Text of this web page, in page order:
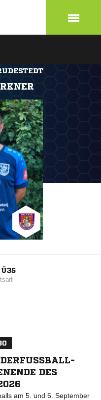
Ü35
F
DES A
am 5. und 6. September